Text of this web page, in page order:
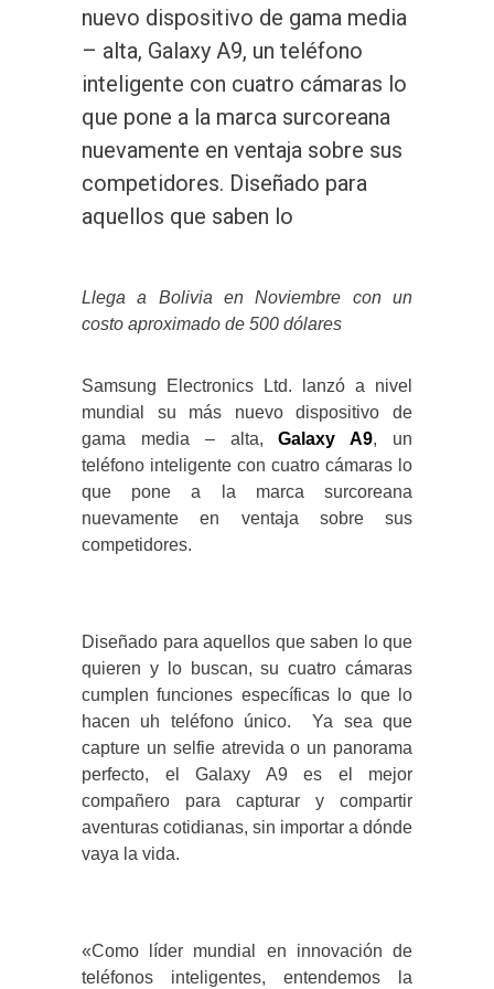
nuevo dispositivo de gama media
– alta, Galaxy A9, un teléfono
inteligente con cuatro cámaras lo
que pone a la marca surcoreana
nuevamente en ventaja sobre sus
competidores. Diseñado para
aquellos que saben lo
Llega a Bolivia en Noviembre con un
costo aproximado de 500 dólares
Samsung Electronics Ltd. lanzó a nivel
mundial su más nuevo dispositivo de
gama media – alta,Galaxy A9, un
teléfono inteligente con cuatro cámaras lo
que pone a la marca surcoreana
nuevamente en ventaja sobre sus
competidores.
Diseñado para aquellos que saben lo que
quieren y lo buscan, su cuatro cámaras
cumplen funciones específicas lo que lo
hacen uh teléfono único. Ya sea que
capture un selfie atrevida o un panorama
perfecto, el Galaxy A9 es el mejor
compañero para capturar y compartir
aventuras cotidianas, sin importar a dónde
vaya la vida.
«Como líder mundial en innovación de
teléfonos inteligentes, entendemos la